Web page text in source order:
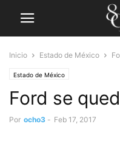
Inicio Estado de México
Estado de México
Ford se
Por ocho3 - Feb 17, 2017